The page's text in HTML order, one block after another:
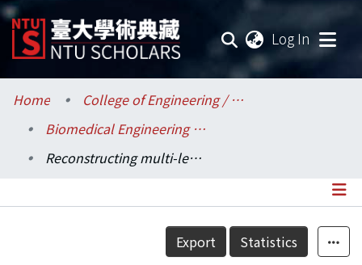
Log In
Communities & Collections
Research Outputs
Home
College of Engineering / 工學院
Biomedical Engineering / 醫學工程學系
Reconstructing multi-lead ECG with optimal basis chosen by Using Karhunen-Loeve Transform
Details
Export Statistics